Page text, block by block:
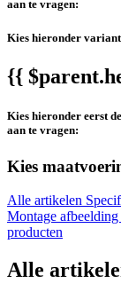
aan te vragen:
Kies hieronder variant
{{
Kies hieronder eerst
aan te vragen:
Kies
Alle artikelen
Montage afbeelding
producten
Alle